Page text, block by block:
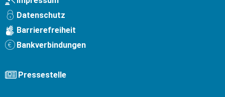
Datenschutz
Barrierefreiheit
Bankverbindungen
Pressestelle